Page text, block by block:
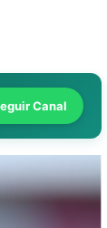
Canal